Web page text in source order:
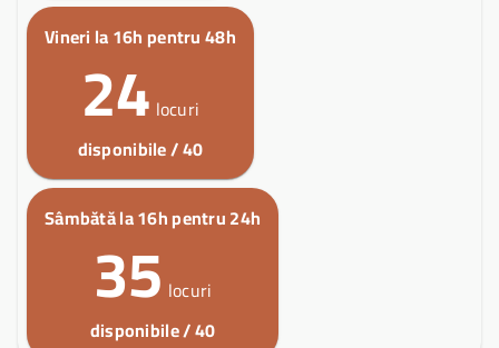
Vineri la 16h pentru 48h
24 locuri
disponibile / 40
Sâmbătă la 16h pentru 24h
35 locuri
disponibile / 40